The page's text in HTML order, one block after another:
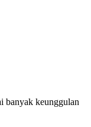
keunggulan